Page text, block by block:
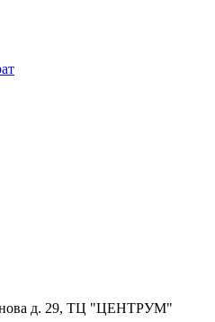
д. 29, ТЦ "ЦЕНТРУМ"